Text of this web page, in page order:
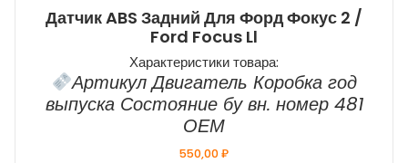
Датчик ABS Задний Для Форд Фокус 2 /
Ford Focus Ll
Характеристики товара:
Артикул Двигатель Коробка год
выпуска Состояние бу вн. номер 481
ОЕМ
550,00₽